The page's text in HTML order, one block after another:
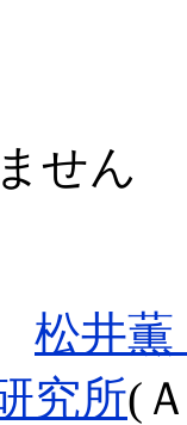
せん
松井薫
究所(